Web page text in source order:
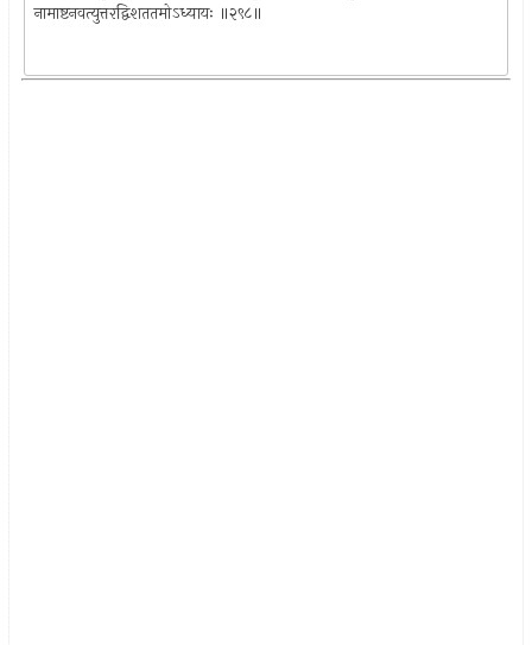
नामाष्टनवत्युत्तरद्विशततमोऽध्यायः ॥२९८॥